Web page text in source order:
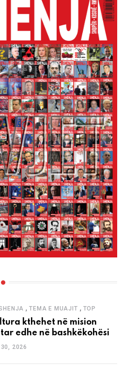
,TEMA E MUAJIT , TOP
kthehet në mision
edhe në bashkëkohësi
2026